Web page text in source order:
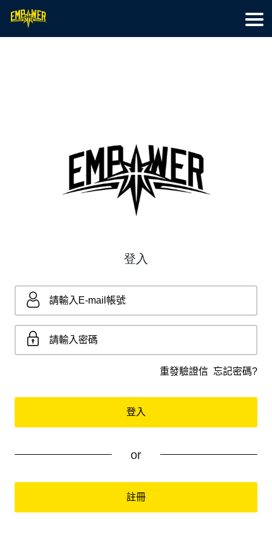
首頁
籃球訓練
特色營隊
最新文章
線上教學
關於我們
會員專區
登入
重發驗證信 忘記密碼?
登入
or
註冊